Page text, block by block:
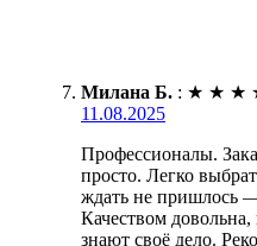
Милана Б. : ★ ★ ★
11.08.2025
Профессионалы.
просто. Легко
ждать не пришлось
Качеством
знают своё дело.